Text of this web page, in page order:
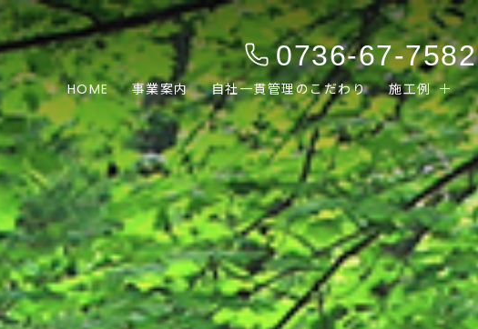
0736-67-7582
HOME 事業案内 自社一貫管理のこだわり 施工例